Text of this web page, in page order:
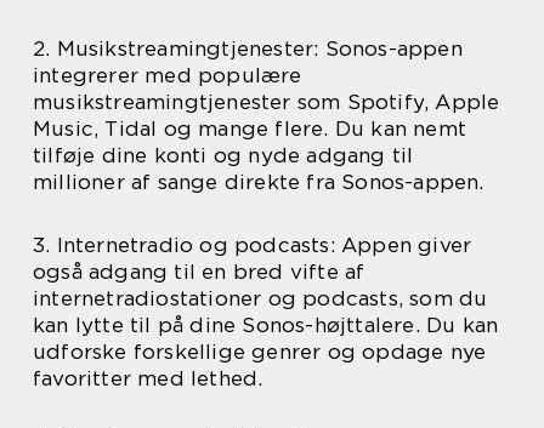
2. Musikstreamingtjenester: Sonos-appen
integrerer med populære
musikstreamingtjenester som Spotify, Apple
Music, Tidal og mange flere. Du kan nemt
tilføje dine konti og nyde adgang til
millioner af sange direkte fra Sonos-appen.
3. Internetradio og podcasts: Appen giver
også adgang til en bred vifte af
internetradiostationer og podcasts, som du
kan lytte til på dine Sonos-højttalere. Du kan
udforske forskellige genrer og opdage nye
favoritter med lethed.